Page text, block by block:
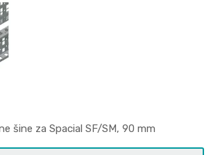
šine za Spacial SF/SM, 90 mm